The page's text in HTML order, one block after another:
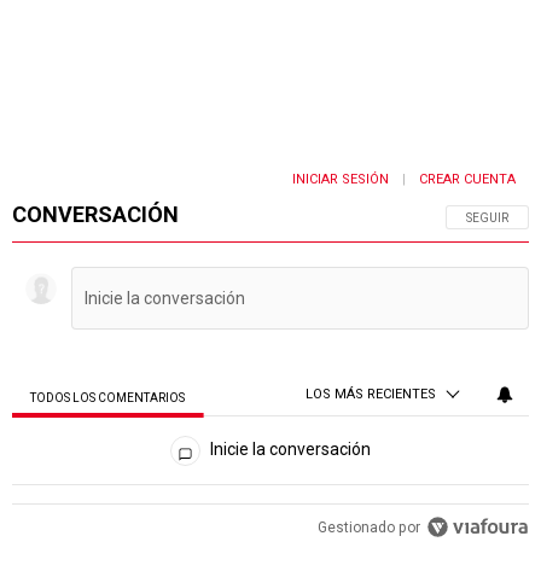
CONVERSACIÓN SIGA ESTA
SEGUIR
INICIAR SESIÓN CREAR CUENTA
TODOS LOS COMENTARIOS LOS MÁS RECIENTES
Todos los comentarios
Inicie la conversación